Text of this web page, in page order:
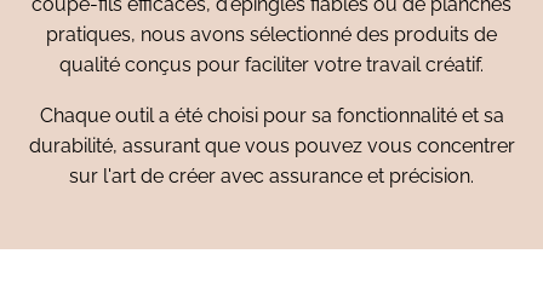
pratiques, nous avons sélectionné des produits de
qualité conçus pour faciliter votre travail créatif.
Chaque outil a été choisi pour sa fonctionnalité et sa
durabilité, assurant que vous pouvez vous concentrer
sur l'art de créer avec assurance et précision.